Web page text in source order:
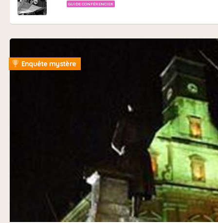
GUIDE CONFÉRENCIER
Enquête mystère